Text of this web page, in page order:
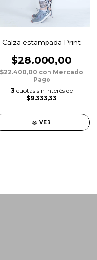
Calza estampada Print
$28.000,00
$22.400,00 con Mercado
Pago
3 cuotas sin interés de
$9.333,33
VER